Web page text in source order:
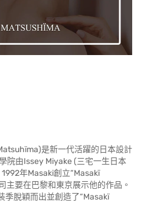
是新一代活躍的日本設計
院由Issey Miyake (三宅一生日本
年Masaki創立“Masakï
主要在巴黎和東京展示他的作品。
季脫穎而出並創造了“Masakï